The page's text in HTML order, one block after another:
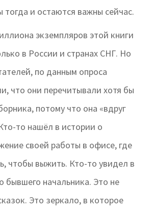
и остаются важны сейчас.
экземпляров этой книги
в России и странах СНГ. Но
по данным опроса
что они перечитывали хотя бы
потому что она «вдруг
то нашёл в истории о
своей работы в офисе, где
чтобы выжить. Кто-то увидел в
бывшего начальника. Это не
Это зеркало, в которое